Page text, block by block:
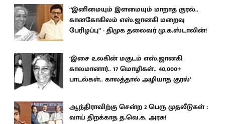
“இனிமையும் இளமையும் மாறாத குரல்..
கானகோகிலம் எஸ்.ஜானகி மறைவு
பேரிழப்பு” - திமுக தலைவர் மு.க.ஸ்டாலின்!
‘இசை உலகின் மகுடம் எஸ்.ஜானகி
காலமானார்.. 17 மொழிகள்.. 40,000+
பாடல்கள்.. காலத்தால் அழியாத குரல்’
ஆந்திராவிற்கு சென்ற 2 பெரு முதலீடுகள் :
வாய் திறக்காத த.வெ.க. அரசு!